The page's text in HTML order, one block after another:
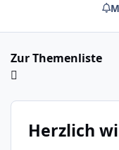
Zur Themenliste
Herzlich